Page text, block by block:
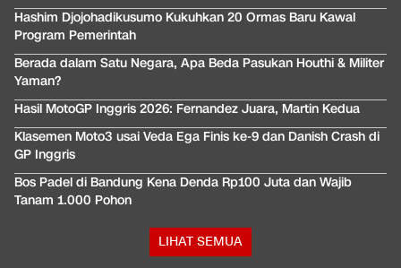
Hashim Djojohadikusumo Kukuhkan 20 Ormas Baru Kawal
Program Pemerintah
Berada dalam Satu Negara, Apa Beda Pasukan Houthi & Militer
Yaman?
Hasil MotoGP Inggris 2026: Fernandez Juara, Martin Kedua
Klasemen Moto3 usai Veda Ega Finis ke-9 dan Danish Crash di
GP Inggris
Bos Padel di Bandung Kena Denda Rp100 Juta dan Wajib
Tanam 1.000 Pohon
LIHAT SEMUA